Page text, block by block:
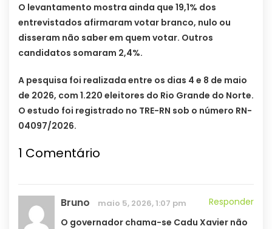
O levantamento mostra ainda que 19,1% dos
entrevistados afirmaram votar branco, nulo ou
disseram não saber em quem votar. Outros
candidatos somaram 2,4%.
A pesquisa foi realizada entre os dias 4 e 8 de maio
de 2026, com 1.220 eleitores do Rio Grande do Norte.
O estudo foi registrado no TRE-RN sob o número RN-
04097/2026.
1 Comentário
Bruno maio 5, 2026, 1:07 pm
Responder
O governador chama-se Cadu Xavier não